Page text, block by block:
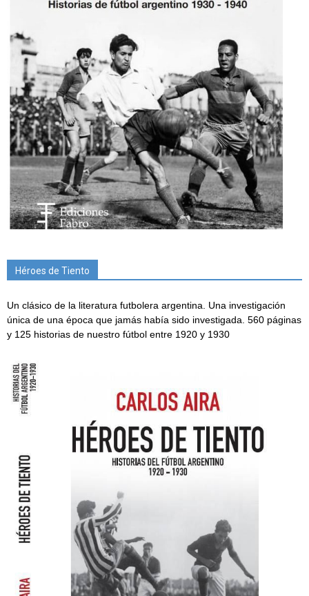
Héroes de Tiento
Un clásico de la literatura futbolera argentina. Una investigación
única de una época que jamás había sido investigada. 560 páginas
y 125 historias de nuestro fútbol entre 1920 y 1930